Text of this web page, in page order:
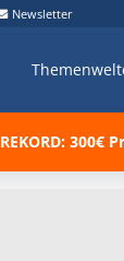
Newsletter
REKORD: 300€